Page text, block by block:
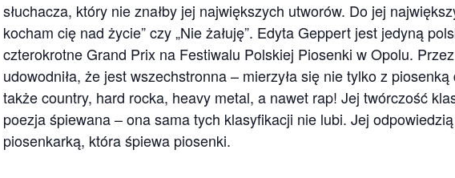
słuchacza, który nie znałby jej największych utworów. Do jej
kocham cię nad życie” czy „Nie żałuję”. Edyta Geppert jest jedyną
czterokrotne Grand Prix na Festiwalu Polskiej Piosenki w Opolu.
udowodniła, że jest wszechstronna – mierzyła się nie tylko z
także country, hard rocka, heavy metal, a nawet rap! Jej twórczość
poezja śpiewana – ona sama tych klasyfikacji nie lubi. Jej
piosenkarką, która śpiewa piosenki.